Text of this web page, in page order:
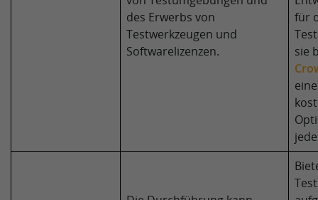
des Erwerbs von
Testwerkzeugen und
Softwarelizenzen.
für
sie